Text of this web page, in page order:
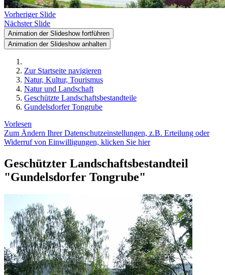
Vorheriger Slide
Nächster Slide
Animation der Slideshow fortführen
Animation der Slideshow anhalten
Zur Startseite navigieren
Natur, Kultur, Tourismus
Natur und Landschaft
Geschützte Landschaftsbestandteile
Gundelsdorfer Tongrube
Vorlesen
Zum Ändern Ihrer Datenschutzeinstellungen, z.B. Erteilung oder
Widerruf von Einwilligungen, klicken Sie hier
Geschützter Landschaftsbestandteil
"Gundelsdorfer Tongrube"